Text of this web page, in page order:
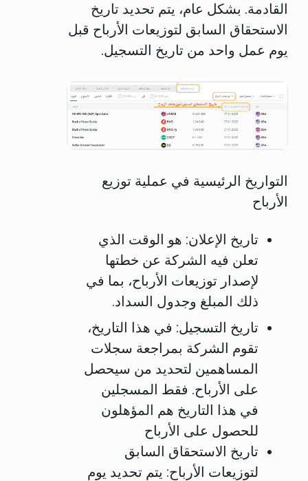
القادمة. بشكل عام، يتم تحديد تاريخ
الاستحقاق السابق لتوزيعات الأرباح قبل
يوم عمل واحد من تاريخ التسجيل.
التواريخ الرئيسية في عملية توزيع
الأرباح
تاريخ الإعلان: هو الوقت الذي
تعلن فيه الشركة عن خطتها
لإصدار توزيعات الأرباح، بما في
ذلك المبلغ وجدول السداد.
تاريخ التسجيل: في هذا التاريخ،
تقوم الشركة بمراجعة سجلات
المساهمين لتحديد من سيحصل
على الأرباح. فقط المسجلين
في هذا التاريخ هم المؤهلون
للحصول على الأرباح
تاريخ الاستحقاق السابق
لتوزيعات الأرباح: يتم تحديد يوم